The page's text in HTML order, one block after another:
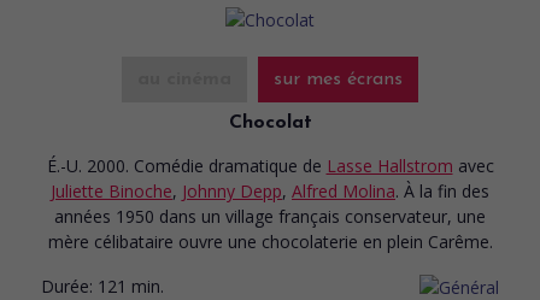
sur mes écrans
Chocolat
É.-U. 2000. Comédie dramatique de Lasse Hallstrom avec
Juliette Binoche, Johnny Depp, Alfred Molina. À la fin des
années 1950 dans un village français conservateur, une
mère célibataire ouvre une chocolaterie en plein Carême.
Durée: 121 min.